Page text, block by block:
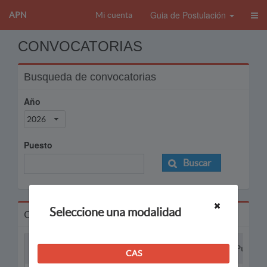
APN Mi cuenta Guia de Postulación
CONVOCATORIAS
Busqueda de convocatorias
Año
2026
Puesto
Buscar
Convocatorias
Puesto
Seleccione una modalidad
CAS